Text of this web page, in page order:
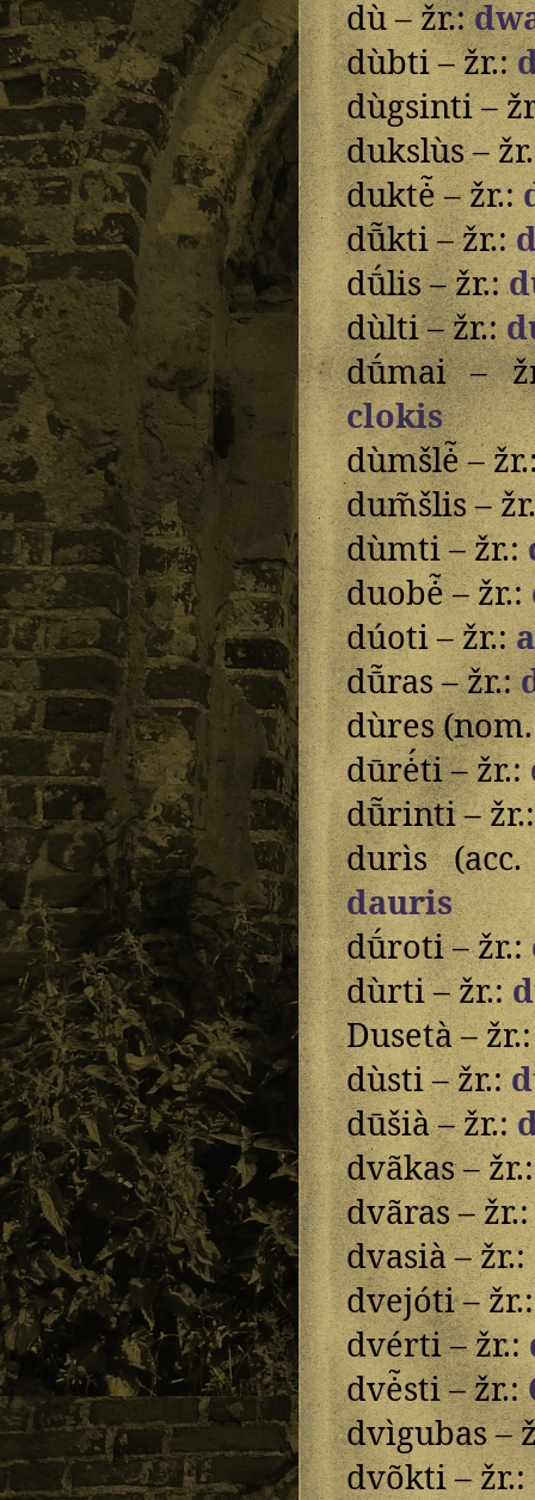
dù – žr.:
dùbti – žr.:
dùgsinti –
dukslùs –
duktė̃ – žr.:
dū̃kti – žr.:
dū́lis – žr.:
dùlti – žr.:
dū́mai –
clokis
dùmšlė̃ –
dum͂šlis –
dùmti – žr.:
duobė̃ – žr.:
dúoti – žr.:
dū̃ras – žr.:
dùres
dūrė́ti – žr.:
dū̃rinti –
durìs
dauris
dū́roti – žr.:
dùrti – žr.:
Dusetà –
dùsti – žr.:
dūšià – žr.:
dvãkas –
dvãras –
dvasià – žr.:
dvejóti –
dvérti – žr.:
dvė̃sti – žr.:
dvìgubas –
dvõkti – žr.: